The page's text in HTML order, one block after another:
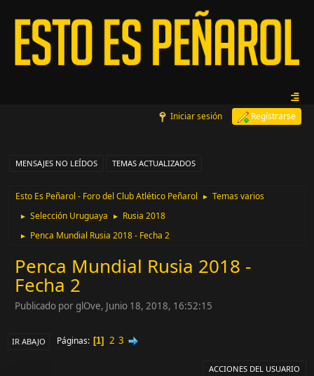
Iniciar sesión Regístrarse
MENSAJES NO LEÍDOS TEMAS ACTUALIZADOS
Esto Es Peñarol - Foro del Club Atlético Peñarol ► Temas varios
► Selección Uruguaya ► Rusia 2018
► Penca Mundial Rusia 2018 - Fecha 2
Penca Mundial Rusia 2018 -
Fecha 2
Publicado por glOve, Junio 18, 2018, 16:52:15
IR ABAJO Páginas 1 2 3
ACCIONES DEL USUARIO